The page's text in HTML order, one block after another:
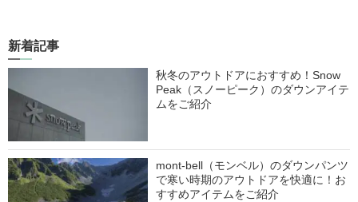
新着記事
秋冬のアウトドアにおすすめ！Snow
Peak（スノーピーク）のダウンアイテ
ムをご紹介
mont-bell（モンベル）のダウンパンツ
で寒い時期のアウトドアを快適に！お
すすめアイテムをご紹介